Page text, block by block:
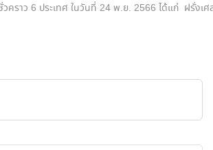
คราว 6 ประเทศ ในวันที่ 24 พ.ย. 2566 ได้แก่ ฝรั่งเศ